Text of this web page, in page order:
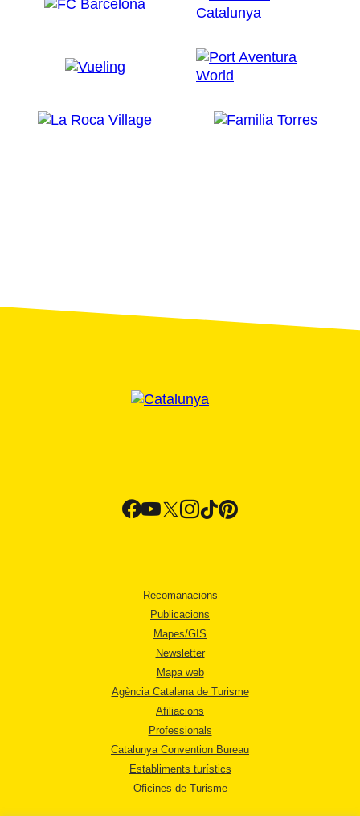
Recomanacions
Publicacions
Mapes/GIS
Newsletter
Mapa web
Agència Catalana de Turisme
Afiliacions
Professionals
Catalunya Convention Bureau
Establiments turístics
Oficines de Turisme